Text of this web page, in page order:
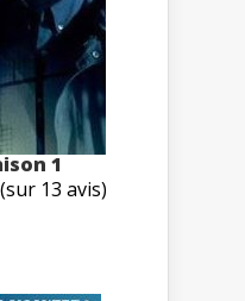
1
13 avis)